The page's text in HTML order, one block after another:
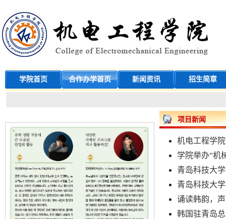
学院首页 合作办学首页 新闻资讯 招生简章
项目新闻
机电工程学
学院举办“机
青岛科技大
青岛科技大
诵读韩韵，
韩国驻青岛